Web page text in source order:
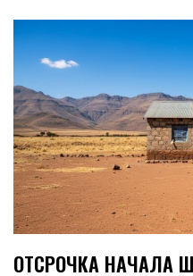
ОТСРОЧКА НАЧАЛА